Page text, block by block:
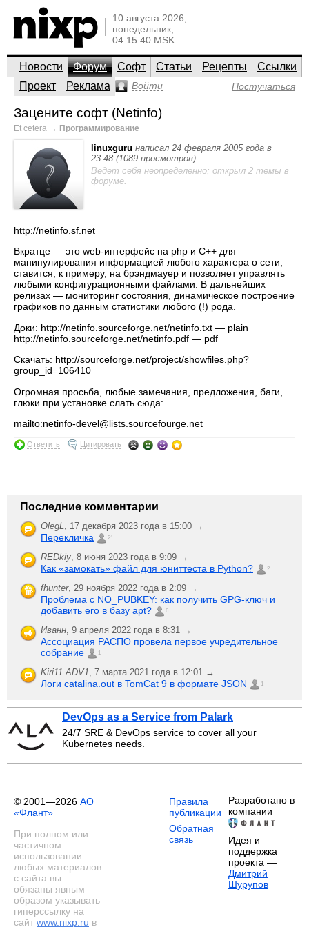
10 августа 2026,
понедельник,
04:15:40 MSK
Новости Форум Софт Статьи Рецепты
Ссылки
Проект
Реклама Войти Постучаться
Зацените софт (Netinfo)
Et cetera → Программирование
linuxguru написал 24 февраля 2005 года в
23:48 (1089 просмотров)
Ведет себя неопределенно; открыл 2 темы в
форуме.
http://netinfo.sf.net
Вкратце — это web-интерфейс на php и C++ для
манипулирования информацией любого характера о сети,
ставится, к примеру, на брэндмауер и позволяет управлять
любыми конфигурационными файлами. В дальнейших
релизах — мониторинг состояния, динамическое построение
графиков по данным статистики любого (!) рода.
Доки: http://netinfo.sourceforge.net/netinfo.txt — plain
http://netinfo.sourceforge.net/netinfo.pdf — pdf
Скачать: http://sourceforge.net/project/showfiles.php?
group_id=106410
Огромная просьба, любые замечания, предложения, баги,
глюки при установке слать сюда:
mailto:netinfo-devel@lists.sourcefourge.net
Ответить Цитировать
Последние комментарии
OlegL 17 декабря 2023 года в 15:00 →
Перекличка 21
REDkiy 8 июня 2023 года в 9:09 →
Как «замокать» файл для юниттеста в Python? 2
fhunter, 29 ноября 2022 года в 2:09 →
Проблема с NO_PUBKEY: как получить GPG-ключ и
добавить его в базу apt?
6
Иванн 9 апреля 2022 года в 8:31 →
Ассоциация РАСПО провела первое учредительное
собрание
1
Kiri11.ADV1 7 марта 2021 года в 12:01 →
Логи catalina.out в TomCat 9 в формате JSON 1
DevOps as a Service from Palark
24/7 SRE & DevOps service to cover all your
Kubernetes needs.
© 2001—2026 АО
«Флант»
При полном или
частичном
использовании
любых материалов
с сайта вы
обязаны явным
образом указывать
гиперссылку на
сайт www.nixp.ru в
Правила
публикации
Обратная
связь
Разработано в
компании
Идея и
поддержка
проекта —
Дмитрий
Шурупов